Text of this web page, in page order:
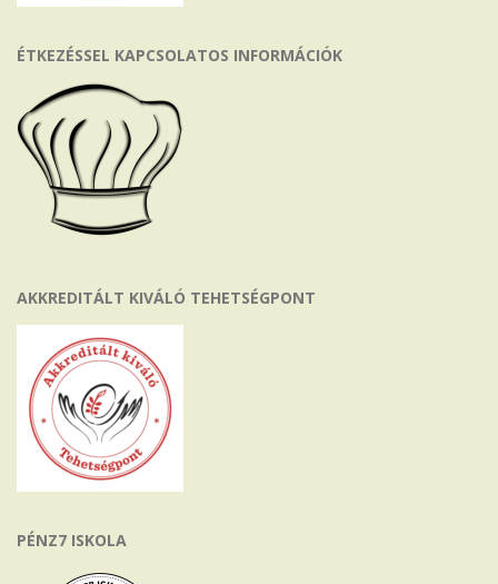
ÉTKEZÉSSEL KAPCSOLATOS INFORMÁCIÓK
AKKREDITÁLT KIVÁLÓ TEHETSÉGPONT
PÉNZ7 ISKOLA